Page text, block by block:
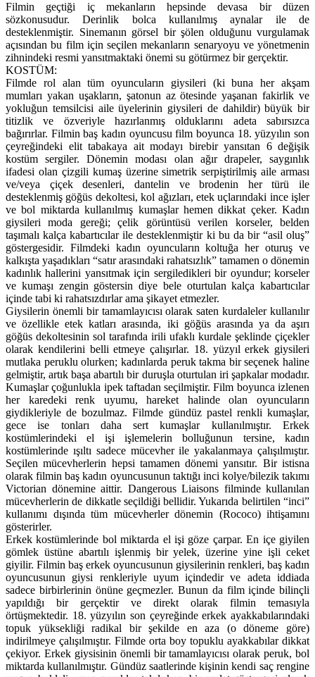
Filmin geçtiği iç mekanların hepsinde devasa bir düzen
sözkonusudur. Derinlik bolca kullanılmış aynalar ile de
desteklenmiştir. Sinemanın görsel bir şölen olduğunu vurgulamak
açısından bu film için seçilen mekanların senaryoyu ve yönetmenin
zihnindeki resmi yansıtmaktaki önemi su götürmez bir gerçektir.
KOSTÜM:
Filmde rol alan tüm oyuncuların giysileri (ki buna her akşam
mumları yakan uşakların, şatonun az ötesinde yaşanan fakirlik ve
yokluğun temsilcisi aile üyelerinin giysileri de dahildir) büyük bir
titizlik ve özveriyle hazırlanmış olduklarını adeta sabırsızca
bağırırlar. Filmin baş kadın oyuncusu film boyunca 18. yüzyılın son
çeyreğindeki elit tabakaya ait modayı birebir yansıtan 6 değişik
kostüm sergiler. Dönemin modası olan ağır drapeler, saygınlık
ifadesi olan çizgili kumaş üzerine simetrik serpiştirilmiş aile arması
ve/veya çiçek desenleri, dantelin ve brodenin her türü ile
desteklenmiş göğüs dekoltesi, kol ağızları, etek uçlarındaki ince işler
ve bol miktarda kullanılmış kumaşlar hemen dikkat çeker. Kadın
giysileri moda gereği; çelik görüntüsü verilen korseler, belden
taşımalı kalça kabartıcılar ile desteklenmiştir ki bu da bir “asil oluş”
göstergesidir. Filmdeki kadın oyuncuların koltuğa her oturuş ve
kalkışta yaşadıkları “satır arasındaki rahatsızlık” tamamen o dönemin
kadınlık hallerini yansıtmak için sergiledikleri bir oyundur; korseler
ve kumaşı zengin göstersin diye bele oturtulan kalça kabartıcılar
içinde tabi ki rahatsızdırlar ama şikayet etmezler.
Giysilerin önemli bir tamamlayıcısı olarak saten kurdaleler kullanılır
ve özellikle etek katları arasında, iki göğüs arasında ya da aşırı
göğüs dekoltesinin sol tarafında irili ufaklı kurdale şeklinde çiçekler
olarak kendilerini belli etmeye çalışırlar. 18. yüzyıl erkek giysileri
mutlaka peruklu olurken; kadınlarda peruk takma bir seçenek haline
gelmiştir, artık başa abartılı bir duruşla oturtulan iri şapkalar modadır.
Kumaşlar çoğunlukla ipek taftadan seçilmiştir. Film boyunca izlenen
her karedeki renk uyumu, hareket halinde olan oyuncuların
giydikleriyle de bozulmaz. Filmde gündüz pastel renkli kumaşlar,
gece ise tonları daha sert kumaşlar kullanılmıştır. Erkek
kostümlerindeki el işi işlemelerin bolluğunun tersine, kadın
kostümlerinde ışıltı sadece mücevher ile yakalanmaya çalışılmıştır.
Seçilen mücevherlerin hepsi tamamen dönemi yansıtır. Bir istisna
olarak filmin baş kadın oyuncusunun taktığı inci kolye/bilezik takımı
Victorian dönemine aittir. Dangerous Liaisons filminde kullanılan
mücevherlerin de dikkatle seçildiği bellidir. Yukarıda belirtilen “inci”
kullanımı dışında tüm mücevherler dönemin (Rococo) ihtişamını
gösterirler.
Erkek kostümlerinde bol miktarda el işi göze çarpar. En içe giyilen
gömlek üstüne abartılı işlenmiş bir yelek, üzerine yine işli ceket
giyilir. Filmin baş erkek oyuncusunun giysilerinin renkleri, baş kadın
oyuncusunun giysi renkleriyle uyum içindedir ve adeta iddiada
sadece birbirlerinin önüne geçmezler. Bunun da film içinde bilinçli
yapıldığı bir gerçektir ve direkt olarak filmin temasıyla
örtüşmektedir. 18. yüzyılın son çeyreğinde erkek ayakkabılarındaki
topuk yüksekliği radikal bir şekilde en aza (o döneme göre)
indirilmeye çalışılmıştır. Filmde orta boy topuklu ayakkabılar dikkat
çekiyor. Erkek giysisinin önemli bir tamamlayıcısı olarak peruk, bol
miktarda kullanılmıştır. Gündüz saatlerinde kişinin kendi saç rengine